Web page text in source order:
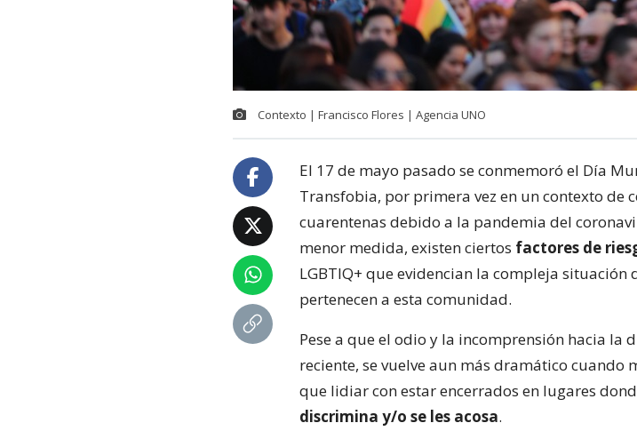
Contexto | Francisco Flores | Agencia UNO
El 17 de mayo pasado se conmemoró el Día
Transfobia, por primera vez en un contexto de
cuarentenas debido a la pandemia del
menor medida, existen ciertos factores de
LGBTIQ+ que evidencian la compleja situación
pertenecen a esta comunidad.
Pese a que el odio y la incomprensión hacia la
reciente, se vuelve aun más dramático cuando
que lidiar con estar encerrados en lugares
discrimina y/o se les acosa.